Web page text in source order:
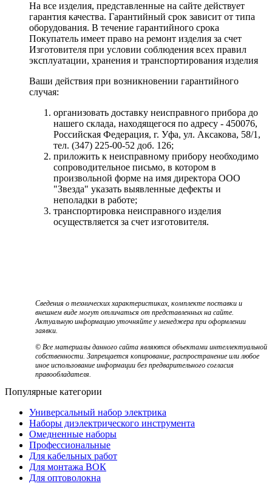
На все изделия, представленные на сайте действует
гарантия качества. Гарантийный срок зависит от типа
оборудования. В течение гарантийного срока
Покупатель имеет право на ремонт изделия за счет
Изготовителя при условии соблюдения всех правил
эксплуатации, хранения и транспортирования изделия
Ваши действия при возникновении гарантийного
случая:
организовать доставку неисправного прибора до
нашего склада, находящегося по адресу - 450076,
Российская Федерация, г. Уфа, ул. Аксакова, 58/1,
тел. (347) 225-00-52 доб. 126;
приложить к неисправному прибору необходимо
сопроводительное письмо, в котором в
произвольной форме на имя директора ООО
"Звезда" указать выявленные дефекты и
неполадки в работе;
транспортировка неисправного изделия
осуществляется за счет изготовителя.
Сведения о технических характеристиках, комплекте поставки и
внешнем виде могут отличаться от представленных на сайте.
Актуальную информацию уточняйте у менеджера при оформлении
заявки.
© Все материалы данного сайта являются объектами интеллектуальной
собственности. Запрещается копирование, распространение или любое
иное использование информации без предварительного согласия
правообладателя.
Популярные категории
Универсальный набор электрика
Наборы диэлектрического инструмента
Омедненные наборы
Профессиональные
Для кабельных работ
Для монтажа ВОК
Для оптоволокна